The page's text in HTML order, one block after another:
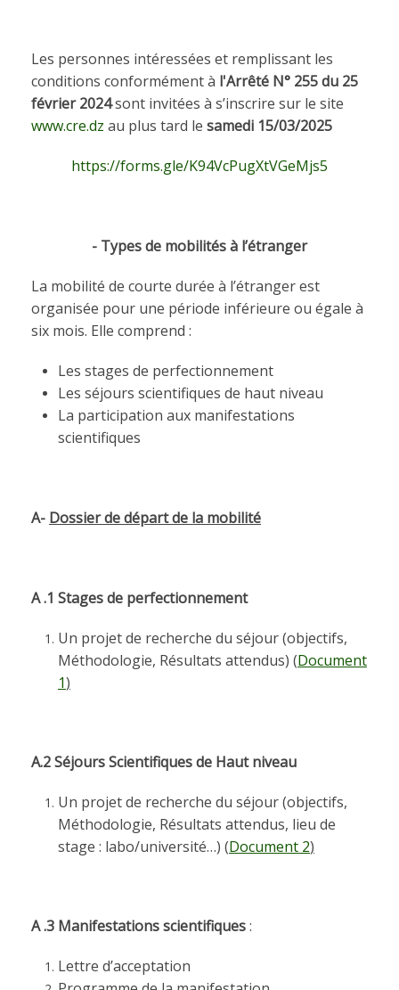
Les personnes intéressées et remplissant les
conditions conformément à l'Arrêté N° 255 du 25
février 2024sont invitées à s’inscrire sur le site
www.cre.dz au plus tard le samedi 15/03/2025
https://forms.gle/K94VcPugXtVGeMjs5
- Types de mobilités à l’étranger
La mobilité de courte durée à l’étranger est
organisée pour une période inférieure ou égale à
six mois. Elle comprend :
Les stages de perfectionnement
Les séjours scientifiques de haut niveau
La participation aux manifestations
scientifiques
A- Dossier de départ de la mobilité
A .1 Stages de perfectionnement
Un projet de recherche du séjour (objectifs,
Méthodologie, Résultats attendus) (Document
1)
A.2 Séjours Scientifiques de Haut niveau
Un projet de recherche du séjour (objectifs,
Méthodologie, Résultats attendus, lieu de
stage : labo/université…) (Document 2)
A .3 Manifestations scientifiques:
Lettre d’acceptation